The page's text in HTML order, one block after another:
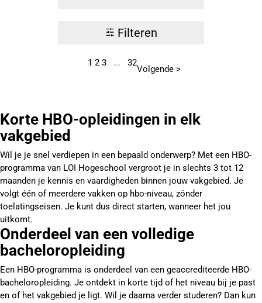
Filteren
1 2 3 ... 32
Volgende >
Korte HBO-opleidingen in elk
vakgebied
Wil je je snel verdiepen in een bepaald onderwerp? Met een HBO-
programma van LOI Hogeschool vergroot je in slechts 3 tot 12
maanden je kennis en vaardigheden binnen jouw vakgebied. Je
volgt één of meerdere vakken op hbo-niveau, zónder
toelatingseisen. Je kunt dus direct starten, wanneer het jou
uitkomt.
Onderdeel van een volledige
bacheloropleiding
Een HBO-programma is onderdeel van een geaccrediteerde HBO-
bacheloropleiding. Je ontdekt in korte tijd of het niveau bij je past
en of het vakgebied je ligt. Wil je daarna verder studeren? Dan kun